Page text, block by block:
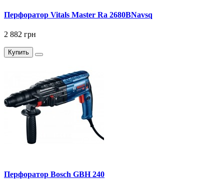
Перфоратор Vitals Master Ra 2680BNavsq
2 882 грн
Купить
Перфоратор Bosch GBH 240